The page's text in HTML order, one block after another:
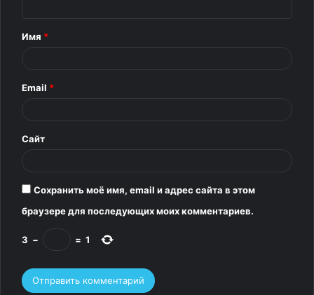
и
*
Имя *
Email *
Сайт
Сохранить моё имя, email и адрес сайта в этом
браузере для последующих моих комментариев.
3 − = 1